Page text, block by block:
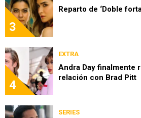
3
Reparto de ‘Doble
4
EXTRA
Andra Day finalmente
relación con Brad Pitt
SERIES